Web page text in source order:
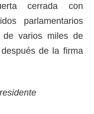
cerrada con
parlamentarios
de varios miles de
de la firma